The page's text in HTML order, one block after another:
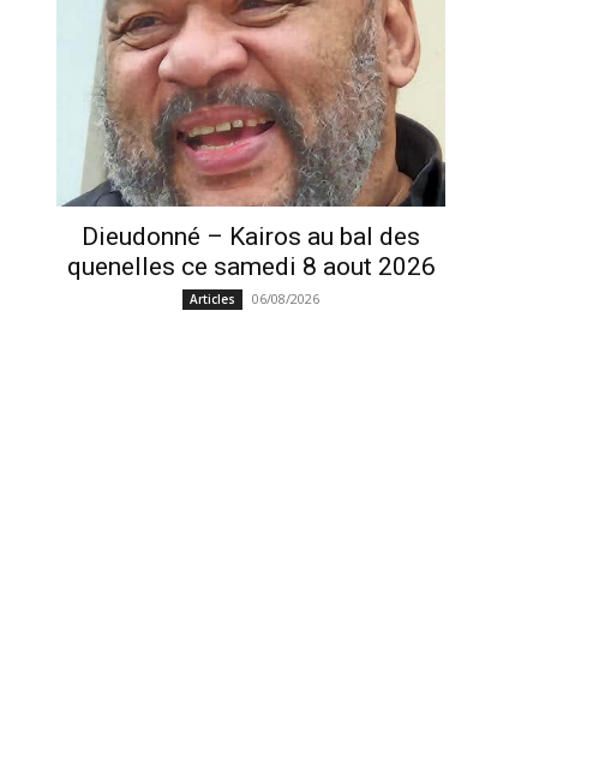
Dieudonné – Kairos au bal des
quenelles ce samedi 8 aout 2026
Articles 06/08/2026